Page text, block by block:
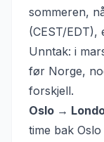
sommeren,
(CEST/
Unntak: i
før Norge,
forskjell.
Oslo →
time bak